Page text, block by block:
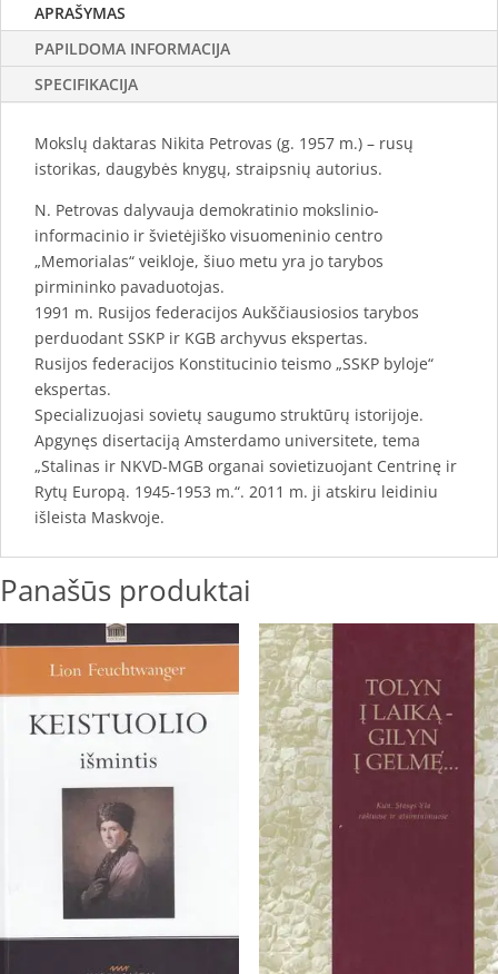
APRAŠYMAS
PAPILDOMA INFORMACIJA
SPECIFIKACIJA
Mokslų daktaras Nikita Petrovas (g. 1957 m.) – rusų
istorikas, daugybės knygų, straipsnių autorius.
N. Petrovas dalyvauja demokratinio mokslinio-
informacinio ir švietėjiško visuomeninio centro
„Memorialas“ veikloje, šiuo metu yra jo tarybos
pirmininko pavaduotojas.
1991 m. Rusijos federacijos Aukščiausiosios tarybos
perduodant SSKP ir KGB archyvus ekspertas.
Rusijos federacijos Konstitucinio teismo „SSKP byloje“
ekspertas.
Specializuojasi sovietų saugumo struktūrų istorijoje.
Apgynęs disertaciją Amsterdamo universitete, tema
„Stalinas ir NKVD-MGB organai sovietizuojant Centrinę ir
Rytų Europą. 1945-1953 m.“. 2011 m. ji atskiru leidiniu
išleista Maskvoje.
Panašūs produktai